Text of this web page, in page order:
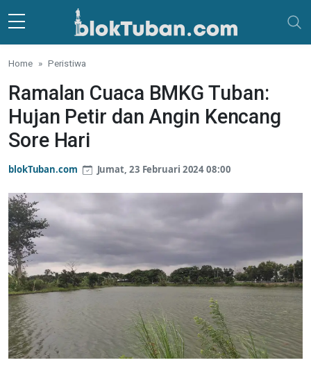
Skip to main content
Home Peristiwa
Ramalan Cuaca BMKG Tuban:
Hujan Petir dan Angin Kencang
Sore Hari
blokTuban.com Jumat, 23 Februari 2024 08:00